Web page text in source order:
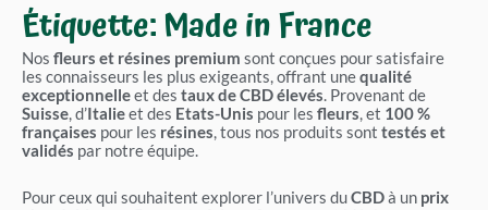
Étiquette: Made in France
Nos fleurs et résines premium sont conçues pour satisfaire
les connaisseurs les plus exigeants, offrant unequalité
exceptionnelleet des taux de CBD élevés. Provenant de
Suisse, d’Italieet des Etats-Unis pour les fleurs, et 100 %
françaises pour les résines, tous nos produits sont testés et
validés par notre équipe.
Pour ceux qui souhaitent explorer l’univers duCBDà un prix